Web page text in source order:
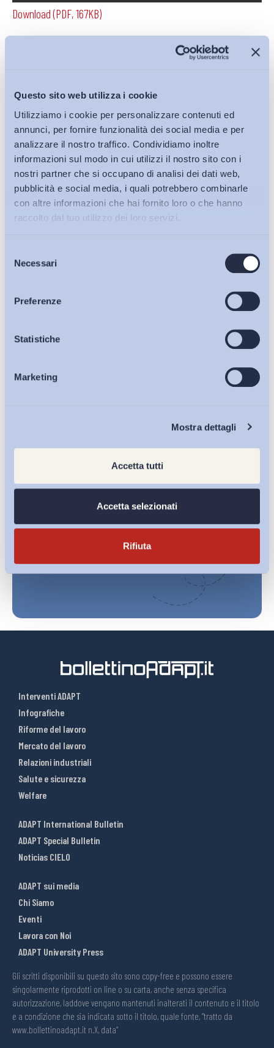
Questo sito web utilizza i cookie
Utilizziamo i cookie per personalizzare contenuti ed
annunci, per fornire funzionalità dei social media e per
analizzare il nostro traffico. Condividiamo inoltre
informazioni sul modo in cui utilizzi il nostro sito con i
nostri partner che si occupano di analisi dei dati web,
pubblicità e social media, i quali potrebbero combinarle
con altre informazioni che hai fornito loro o che hanno
raccolto dal tuo utilizzo dei loro servizi.
delNecessari
Preferenze
Statistiche
Marketing
Mostra dettagli
Accetta tutti
Accetta selezionati
Rifiuta
Bollettini ADAPT
Articoli
Osservatori
Eventi
Download (PDF, 167KB)
Iscriviti alla Newsletter
Ho letto e Accetto il trattamento dei dati personali descritti
Interventi ADAPT
Infografiche
Riforme del lavoro
Mercato del lavoro
Relazioni industriali
Salute e sicurezza
Welfare
ADAPT International Bulletin
ADAPT Special Bulletin
Noticias CIELO
ADAPT sui media
Chi Siamo
Eventi
Lavora con Noi
ADAPT University Press
Gli scritti disponibili su questo sito sono copy-free e possono essere
singolarmente riprodotti on line o su carta, anche senza specifica
autorizzazione, laddove vengano mantenuti inalterati il contenuto e il titolo
e a condizione che sia indicata sotto il titolo, quale fonte, “tratto da
www.bollettinoadapt.it n.X, data“